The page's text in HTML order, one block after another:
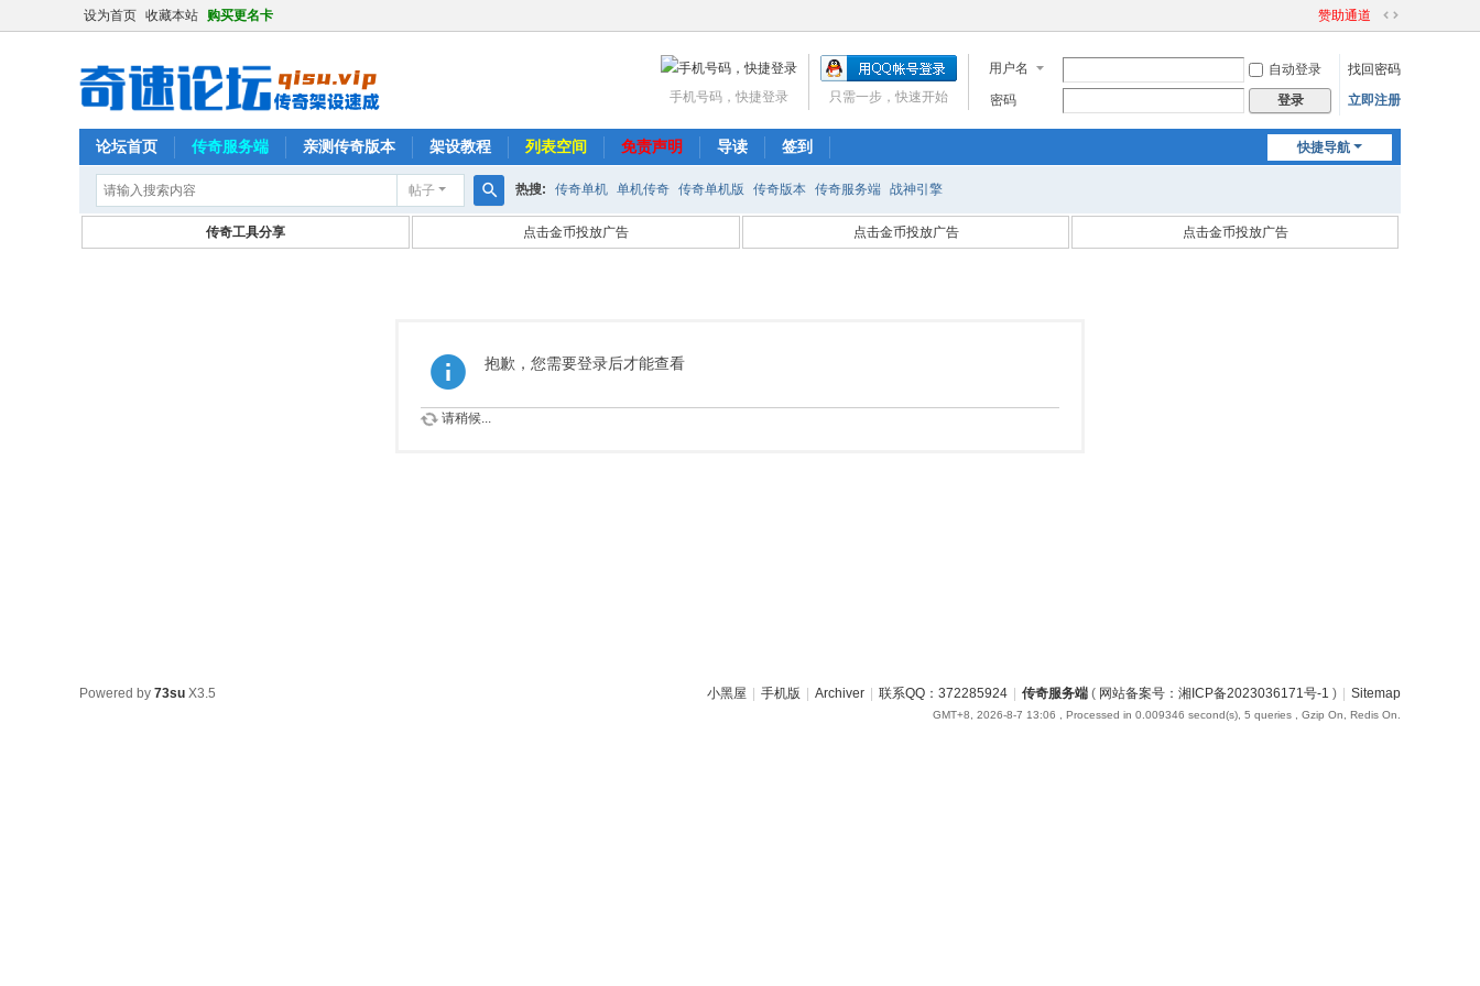
设为首页 收藏本站 购买更名卡 赞助通道
切
到
宽
用户名 自动登录
找回密码
密码
登录 立即注册
只需一步，快速开始
手机号码，快捷登录
快捷导航
论坛首页 传奇服务端 亲测传奇版本 架设教程 列表空间 免责声明 导读 签到
帖子
搜
索
热搜: 传奇单机 单机传奇 传奇单机版 传奇版本 传奇服务端 战神引擎
传奇工具分享 点击金币投放广告 点击金币投放广告 点击金币投放广告
抱歉，您需要登录后才能查看
请稍候...
小黑屋 手机版 Archiver 联系QQ：372285924 传奇服务端 ( 网站备案号：湘ICP备2023036171号-1 ) Sitemap
GMT+8, 2026-8-7 13:06 , Processed in 0.009346 second(s), 5 queries , Gzip On, Redis On.
Powered by 73su X3.5